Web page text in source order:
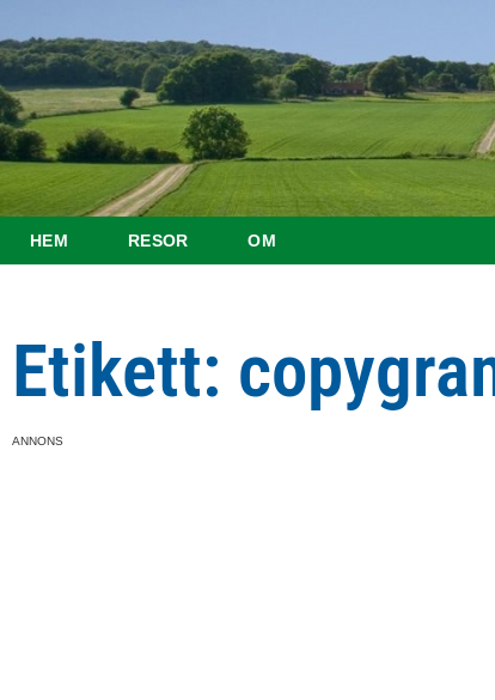
HEM RESOR OM
Etikett:
ANNONS